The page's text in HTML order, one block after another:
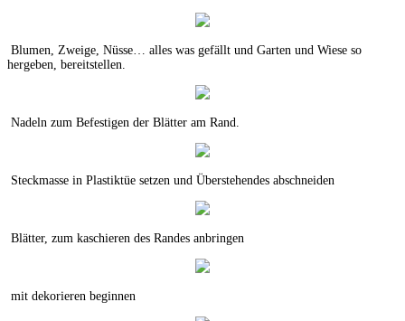
Blumen, Zweige, Nüsse… alles was gefällt und Garten und Wiese so
hergeben, bereitstellen.
Nadeln zum Befestigen der Blätter am Rand.
Steckmasse in Plastiktüe setzen und Überstehendes abschneiden
Blätter, zum kaschieren des Randes anbringen
mit dekorieren beginnen